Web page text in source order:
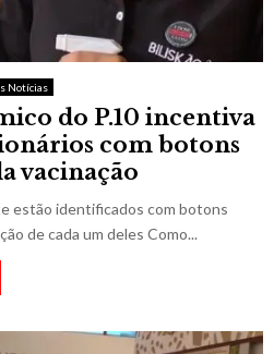
Notícias
do P.10 incentiva
com botons
vacinação
estão identificados com botons
de cada um deles Como...